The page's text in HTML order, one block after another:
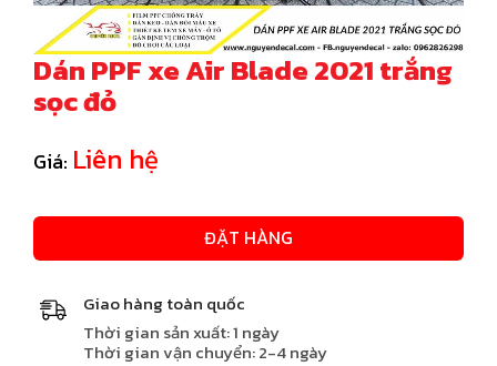
Dán PPF xe Air Blade 2021 trắng
sọc đỏ
Giá: Liên hệ
ĐẶT HÀNG
Giao hàng toàn quốc
Thời gian sản xuất: 1 ngày
Thời gian vận chuyển: 2-4 ngày